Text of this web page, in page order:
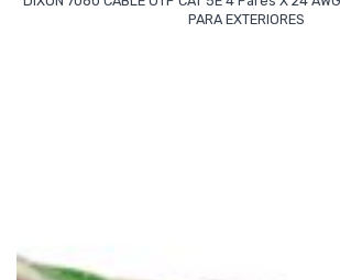
PARA EXTERIORES
Read More